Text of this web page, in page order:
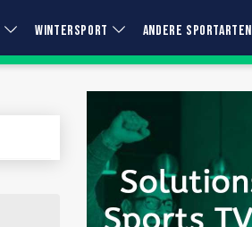
WINTERSPORT ANDERE SPORTARTEN